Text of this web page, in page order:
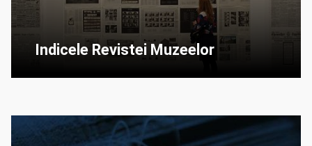
Indicele Revistei Muzeelor